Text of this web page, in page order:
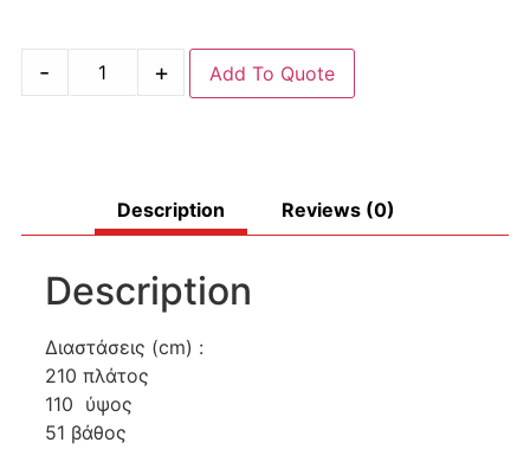
- + Add To Quote
Description Reviews (0)
Description
Διαστάσεις (cm) :
210 πλάτος
110 ύψος
51 βάθος